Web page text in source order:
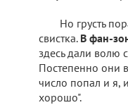
Но грусть
свистка. В фан-
здесь дали волю
Постепенно они
число попал и я,
хорошо".